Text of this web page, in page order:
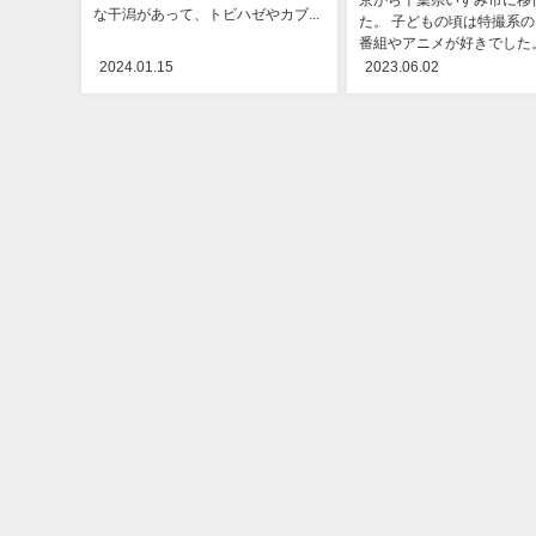
な干潟があって、トビハゼやカブ...
2024.01.15
た。 子どもの頃は特撮系
番組やアニメが好きでした
2023.06.02